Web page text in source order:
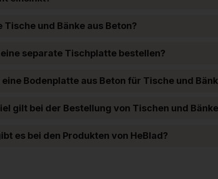
und Bänke aus Beton?
separate Tischplatte bestellen?
Bodenplatte aus Beton für Tische und
gilt bei der Bestellung von Tischen und
es bei den Produkten von HeBlad?